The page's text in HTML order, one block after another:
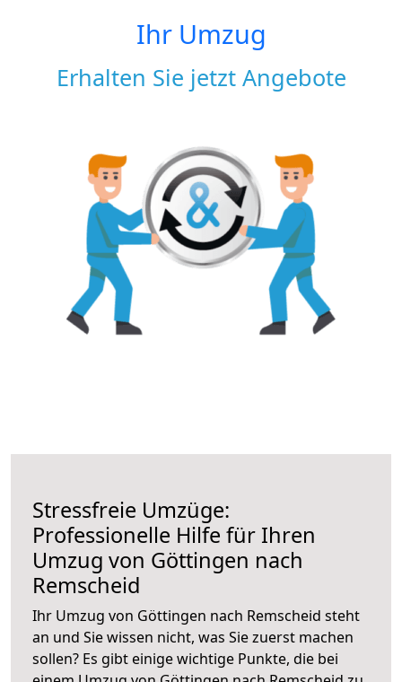
Ihr Umzug
Erhalten Sie jetzt Angebote
Stressfreie Umzüge:
Professionelle Hilfe für Ihren
Umzug von Göttingen nach
Remscheid
Ihr Umzug von Göttingen nach Remscheid steht
an und Sie wissen nicht, was Sie zuerst machen
sollen? Es gibt einige wichtige Punkte, die bei